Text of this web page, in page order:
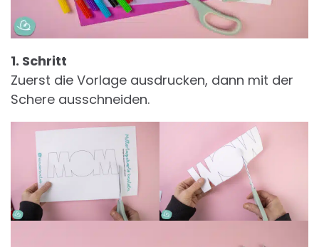
1. Schritt
Zuerst die Vorlage ausdrucken, dann mit der
Schere ausschneiden.